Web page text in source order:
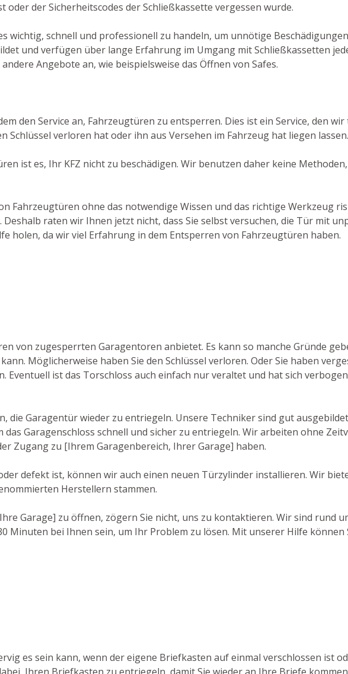
der Sicherheitscodes der Schließkassette vergessen wurde.
wichtig, schnell und professionell zu handeln, um unnötige
und verfügen über lange Erfahrung im Umgang mit Schließkassetten
Angebote an, wie beispielsweise das Öffnen von Safes.
den Service an, Fahrzeugtüren zu entsperren. Dies ist ein Service, den
Schlüssel verloren hat oder ihn aus Versehen im Fahrzeug hat liegen lassen.
ist es, Ihr KFZ nicht zu beschädigen. Wir benutzen daher keine
Fahrzeugtüren ohne das notwendige Wissen und das richtige Werkzeug
raten wir Ihnen jetzt nicht, dass Sie selbst versuchen, die Tür mit
holen, da wir viel Erfahrung in dem Entsperren von Fahrzeugtüren haben.
von zugesperrten Garagentoren anbietet. Es kann so manche Gründe
Möglicherweise haben Sie den Schlüssel verloren. Oder Sie haben
Eventuell ist das Torschloss auch einfach nur veraltet und hat sich
die Garagentür wieder zu entriegeln. Unsere Techniker sind gut
Garagenschloss schnell und sicher zu entriegeln. Wir arbeiten ohne
Zugang zu [Ihrem Garagenbereich, Ihrer Garage] haben.
defekt ist, können wir auch einen neuen Türzylinder installieren. Wir
Herstellern stammen.
Garage] zu öffnen, zögern Sie nicht, uns zu kontaktieren. Wir sind rund
Minuten bei Ihnen sein, um Ihr Problem zu lösen. Mit unserer Hilfe
es sein kann, wenn der eigene Briefkasten auf einmal verschlossen ist